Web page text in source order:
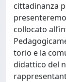
cittadinanza
collocato
torio e la
didattico del